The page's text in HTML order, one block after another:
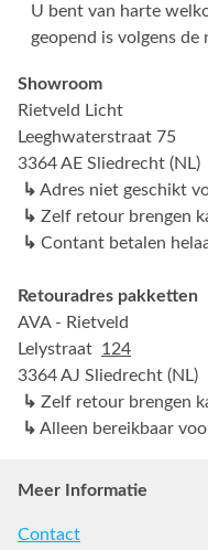
U bent van harte
geopend is volgens
Showroom
Rietveld Licht
Leeghwaterstraat 75
3364 AE Sliedrecht (NL)
↳ Adres niet geschikt
↳ Zelf retour brengen
↳ Contant betalen
Retouradres pakketten
AVA - Rietveld
Lelystraat 124
3364 AJ Sliedrecht (NL)
↳ Zelf retour brengen
↳ Alleen bereikbaar
Meer Informatie
Contact